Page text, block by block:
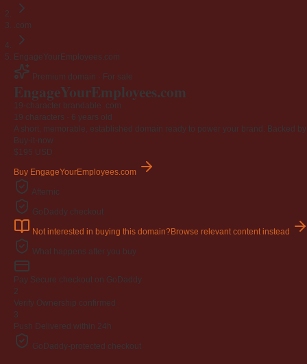
.com
EngageYourEmployees.com
Premium domain · For sale
EngageYourEmployees.com
19-character brandable .com
19 characters · 6 years old
A short, memorable, established domain ready to power your brand. Backed
Buy-it-now
$195 USD
Buy EngageYourEmployees.com
Afternic
GoDaddy checkout
Not interested in buying this domain?Browse relevant content instead
What happens after you buy
Pay Secure checkout on GoDaddy
2
Verify Ownership confirmed
3
Push Delivered within 24h
GoDaddy-protected checkout